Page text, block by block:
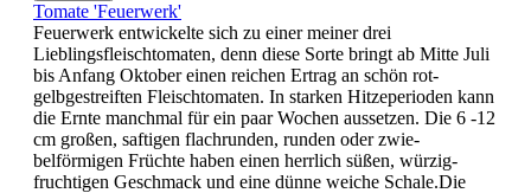
Tomate 'Feuerwerk'
Feuerwerk entwickelte sich zu einer meiner drei
Lieblingsfleisch­tomaten, denn diese Sorte bringt ab Mitte Juli
bis Anfang Oktober einen reichen Ertrag an schön rot-
gelbgestreiften Fleischtomaten. In starken Hitzeperioden kann
die Ernte manchmal für ein paar Wochen aussetzen. Die 6 -12
cm großen, saftigen flach­runden, runden oder zwie­
belförmigen Früchte haben einen herrlich süßen, würzig-
fruchtigen Geschmack und eine dünne weiche Schale.Die